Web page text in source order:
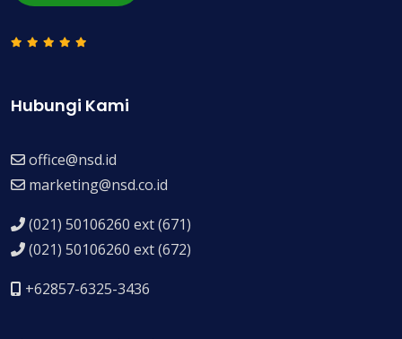
Hubungi Kami
office@nsd.id
marketing@nsd.co.id
(021) 50106260 ext (671)
(021) 50106260 ext (672)
+62857-6325-3436